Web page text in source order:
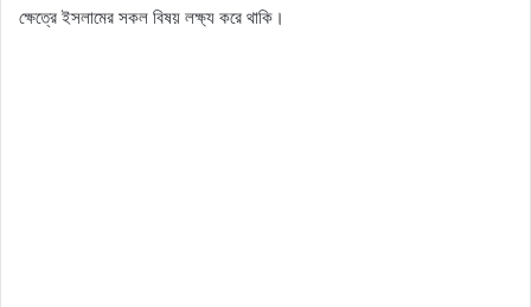
ক্ষেত্রে ইসলামের সকল বিষয় লক্ষ্য করে থাকি।